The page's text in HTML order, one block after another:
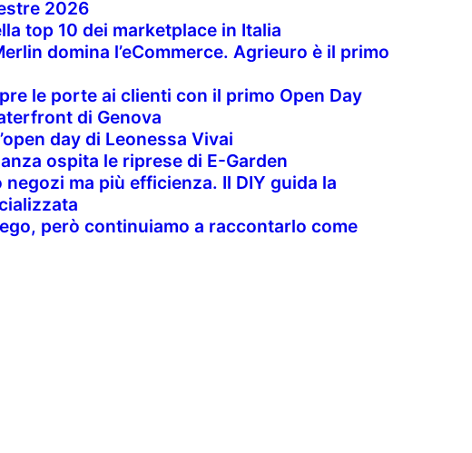
2026
top 10 dei marketplace in Italia
domina l’eCommerce. Agrieuro è il primo
le porte ai clienti con il primo Open Day
di Genova
day di Leonessa Vivai
ospita le riprese di E-Garden
negozi ma più efficienza. Il DIY guida la
però continuiamo a raccontarlo come